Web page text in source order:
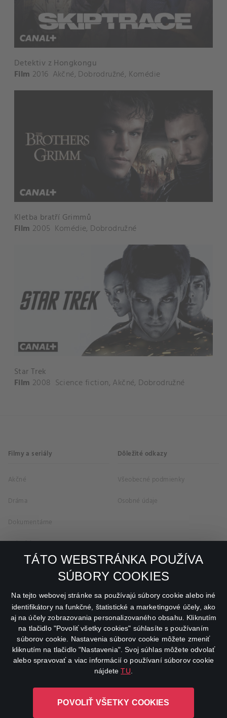
TÁTO WEBSTRÁNKA POUŽÍVA
SÚBORY COOKIES
Na tejto webovej stránke sa používajú súbory cookie alebo iné
identifikátory na funkčné, štatistické a marketingové účely, ako
aj na účely zobrazovania personalizovaného obsahu. Kliknutím
na tlačidlo "Povoliť všetky cookies" súhlasíte s používaním
súborov cookie. Nastavenia súborov cookie môžete zmeniť
kliknutím na tlačidlo "Nastavenia". Svoj súhlas môžete odvolať
alebo spravovať a viac informácií o používaní súborov cookie
nájdeteTU
POVOLIŤ VŠETKY COOKIES
Detektiv z Hongkongu
Film 2016 Akčné, Dobrodružné, Komédie
Kletba bratří Grimmů
Film 2005 Komédie, Dobrodružné
Star Trek
Film 2008 Science fiction, Akčné, Dobrodružné
Filmy a seriály
Akčné
Dráma
Dokumentárne
Animácie
Dôležité odkazy
Všeobecné podmienky
Osobné údaje
Môj účet
O aplikácii Canal+
Canal+ Luxembourg S. à r.l. so sídlom Rue Albert Borschette 4,